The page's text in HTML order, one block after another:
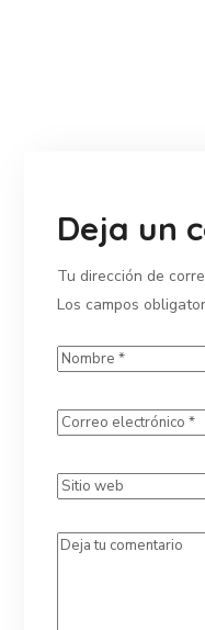
Deja un
Tu dirección de
Los campos